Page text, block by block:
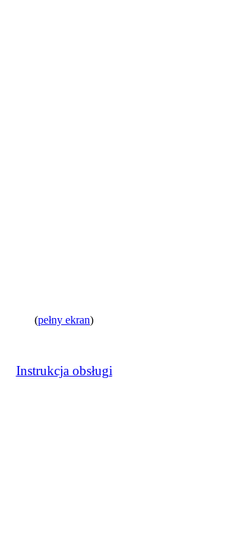
(pełny ekran)
Instrukcja obsługi